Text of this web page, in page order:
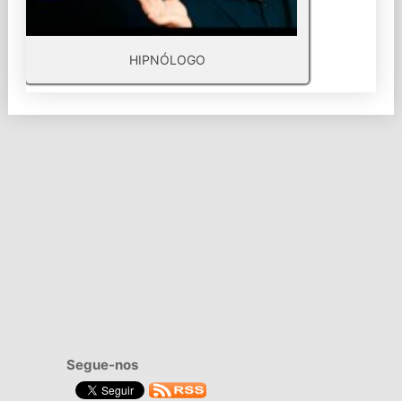
HIPNÓLOGO
Segue-nos